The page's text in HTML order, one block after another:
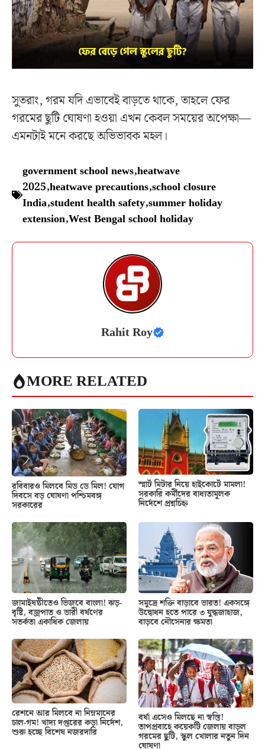
সুতরাং, গরম যদি এভাবেই বাড়তে থাকে, তাহলে ফের
গরমের ছুটি ঘোষণা হওয়া এখন কেবল সময়ের অপেক্ষা—
এমনটাই মনে করছে অভিভাবক মহল।
government school news,heatwave
2025,heatwave precautions,school closure
India,student health safety,summer holiday
extension,West Bengal school holiday
Rahit Roy
MORE RELATED
রবিবারও মিলবে মিড ডে মিল! যোগ
দিবসে বড় ঘোষণা পশ্চিমবঙ্গ
সরকারের
স্মার্ট মিটার নিয়ে হাইকোর্টে মামলা!
সরকারি কর্মীদের বাধ্যতামূলক
নির্দেশে প্রশ্নচিহ্ন
জামাইষষ্ঠীতেও ভিজবে বাংলা! ঝড়-
বৃষ্টি, বজ্রপাত ও ভারী বর্ষণের
সতর্কতা একাধিক জেলায়
সমুদ্রে শক্তি বাড়াবে ভারত! একসঙ্গে
উদ্বোধন হতে পারে ৩ যুদ্ধজাহাজ,
বাড়বে নৌসেনার ক্ষমতা
রেশনে আর মিলবে না নিম্নমানের
চাল-গম! খাদ্য দপ্তরের কড়া নির্দেশ,
শুরু হচ্ছে বিশেষ নজরদারি
বর্ষা এসেও মিলছে না স্বস্তি!
তাপপ্রবাহে কয়েকটি জেলায় বাড়ল
গরমের ছুটি, স্কুল খোলার নতুন দিন
ঘোষণা